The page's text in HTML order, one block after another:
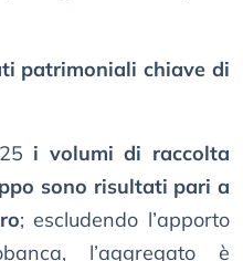
patrimoniali chiave di
i volumi di raccolta
sono risultati pari a
; escludendo l’apporto
l’aggregato è